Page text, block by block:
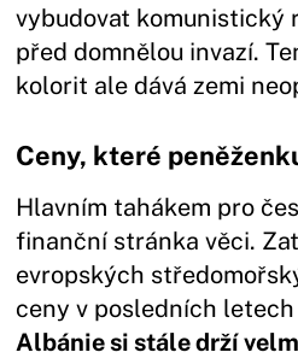
vybudovat komunistický
před domnělou invazí.
kolorit ale dává zemi
Ceny, které
Hlavním tahákem pro
finanční stránka věci.
evropských
ceny v posledních
Albánie si stále drží